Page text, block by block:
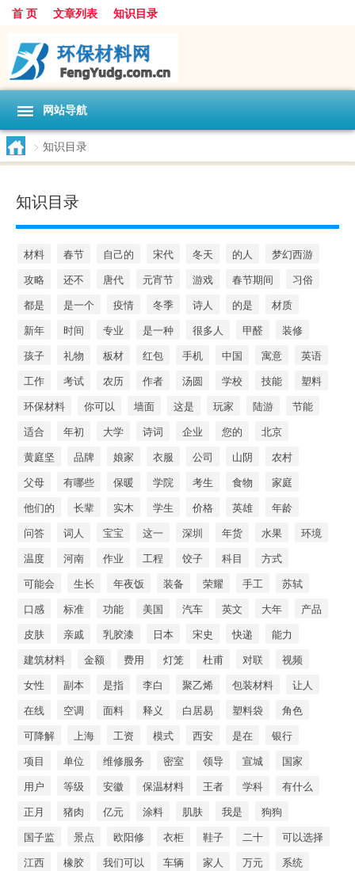
首 页 文章列表 知识目录
网站导航
> 知识目录
知识目录
材料 春节 自己的 宋代 冬天 的人
梦幻西游
攻略
还不 唐代 元宵节 游戏 春节期间
习俗
都是
是一个 疫情 冬季 诗人 的是
材质
新年
时间 专业 是一种 很多人 甲醛
装修
孩子
礼物 板材 红包 手机 中国 寓意
英语
工作
考试 农历 作者 汤圆 学校 技能
塑料
环保材料
你可以 墙面 这是 玩家 陆游
节能
适合
年初 大学 诗词 企业 您的
北京
黄庭坚
品牌 娘家 衣服 公司 山阴
农村
父母
有哪些 保暖 学院 考生 食物
家庭
他们的
长辈 实木 学生 价格 英雄
年龄
问答
词人 宝宝 这一 深圳 年货 水果
环境
温度
河南 作业 工程 饺子 科目
方式
可能会
生长 年夜饭 装备 荣耀 手工
苏轼
口感
标准 功能 美国 汽车 英文 大年
产品
皮肤
亲戚 乳胶漆 日本 宋史 快递
能力
建筑材料
金额 费用 灯笼 杜甫 对联
视频
女性
副本 是指 李白 聚乙烯 包装材料
让人
在线
空调 面料 释义 白居易 塑料袋
角色
可降解
上海 工资 模式 西安 是在
银行
项目
单位 维修服务 密室 领导 宣城
国家
用户
等级 安徽 保温材料 王者 学科
有什么
正月
猪肉 亿元 涂料 肌肤 我是
狗狗
国子监
景点 欧阳修 衣柜 鞋子 二十
可以选择
江西
橡胶 我们可以 车辆 家人 万元
系统